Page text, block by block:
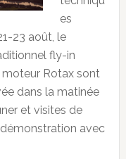
es
23 août, le
fly-in
moteur Rotax sont
dans la matinée
et visites de
avec